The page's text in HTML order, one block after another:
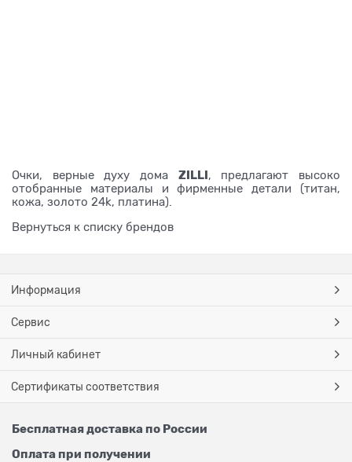
Очки, верные духу дома ZILLI , предлагают высоко
отобранные материалы и фирменные детали (титан,
кожа, золото 24k, платина).
Вернуться к списку брендов
Информация
Сервис
Личный кабинет
Сертификаты соответствия
Бесплатная доставка по России
Оплата при получении